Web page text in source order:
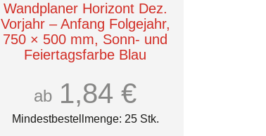
Wandplaner Horizont Dez.
Vorjahr – Anfang Folgejahr,
750 × 500 mm, Sonn- und
Feiertagsfarbe Blau
ab 1,84 €
Mindestbestellmenge: 25 Stk.